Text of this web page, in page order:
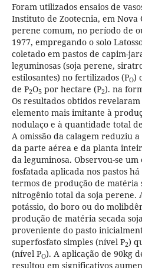
Foram utilizados ensaios de
Instituto de Zootecnia, em Nova
perene comum, no período de
1977, empregando o solo
coletado em pastos de capim-
leguminosas (soja perene,
estilosantes) no fertilizados (PO)
de P2O5por hectare (P2). na
Os resultados obtidos
elemento mais imitante à
nodulaço e à quantidade total
A omissão da calagem reduziu
da parte aérea e da planta
da leguminosa. Observou-se
fosfatada aplicada nos pastos
termos de produção de matéria
nitrogênio total da soja perene.
potássio, do boro ou do
produção de matéria secada
proveniente do pasto
superfosfato simples (nível P2)
(nível PO). A aplicação de 90kg
resultou em significativos